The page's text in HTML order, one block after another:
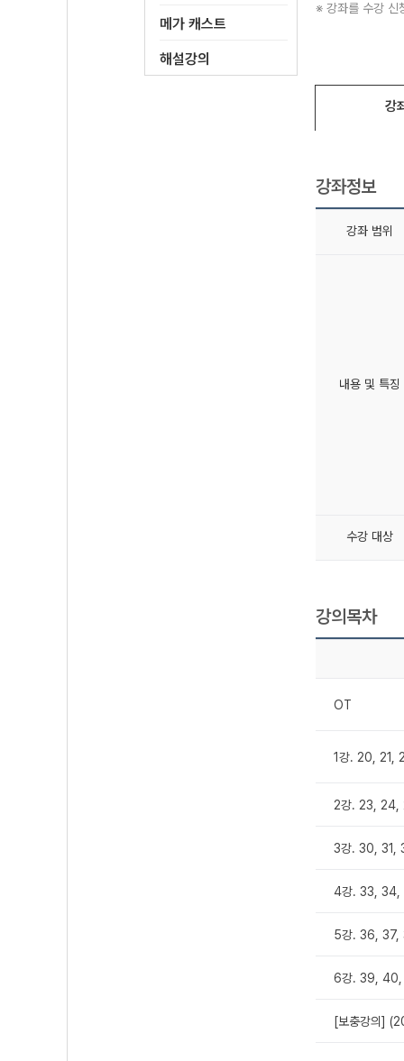
메가 캐스트
해설강의
※ 강좌를 수강 신
강
강좌정보
강좌 범위
내용 및 특징
수강 대상
강의목차
OT
1강. 20, 21,
2강. 23, 24,
3강. 30, 31,
4강. 33, 34,
5강. 36, 37,
6강. 39,
[보충강의]